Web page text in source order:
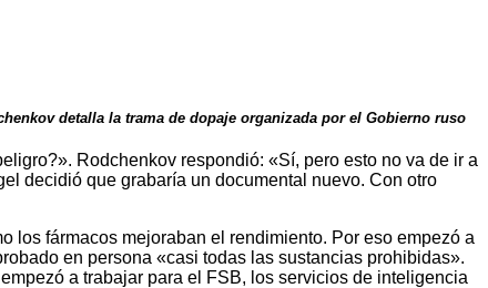
detalla la trama de dopaje organizada por el Gobierno ruso
Rodchenkov respondió: «Sí, pero esto no va de ir a
decidió que grabaría un documental nuevo. Con otro
los fármacos mejoraban el rendimiento. Por eso empezó a
en persona «casi todas las sustancias prohibidas».
a trabajar para el FSB, los servicios de inteligencia